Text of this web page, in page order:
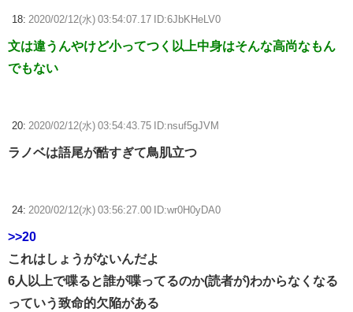
18: 2020/02/12(水) 03:54:07.17 ID:6JbKHeLV0
文は違うんやけど小ってつく以上中身はそんな高尚なもん
でもない
20: 2020/02/12(水) 03:54:43.75 ID:nsuf5gJVM
ラノベは語尾が酷すぎて鳥肌立つ
24: 2020/02/12(水) 03:56:27.00 ID:wr0H0yDA0
>>20
これはしょうがないんだよ
6人以上で喋ると誰が喋ってるのか(読者が)わからなくなる
っていう致命的欠陥がある